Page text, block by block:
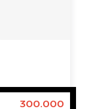
300.000